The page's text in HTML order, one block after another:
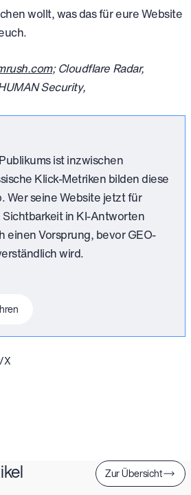
wollt, was das für eure Website
; Cloudflare Radar,
Security,
ist inzwischen
Klick-Metriken bilden diese
Wer seine Website jetzt für
in KI-Antworten
einen Vorsprung, bevor GEO-
wird.
text inside of a div block.
text inside of a div block.
X
Zur Übersicht